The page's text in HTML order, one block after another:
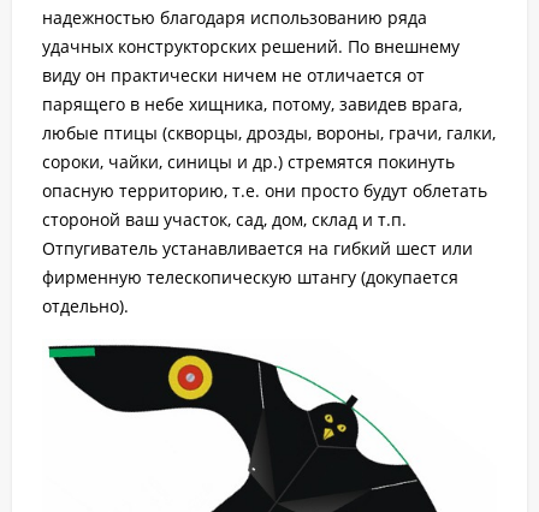
надежностью благодаря использованию ряда
удачных конструкторских решений. По внешнему
виду он практически ничем не отличается от
парящего в небе хищника, потому, завидев врага,
любые птицы (скворцы, дрозды, вороны, грачи, галки,
сороки, чайки, синицы и др.) стремятся покинуть
опасную территорию, т.е. они просто будут облетать
стороной ваш участок, сад, дом, склад и т.п.
Отпугиватель устанавливается на гибкий шест или
фирменную телескопическую штангу (докупается
отдельно).